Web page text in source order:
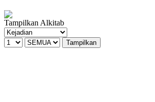
Tampilkan Alkitab